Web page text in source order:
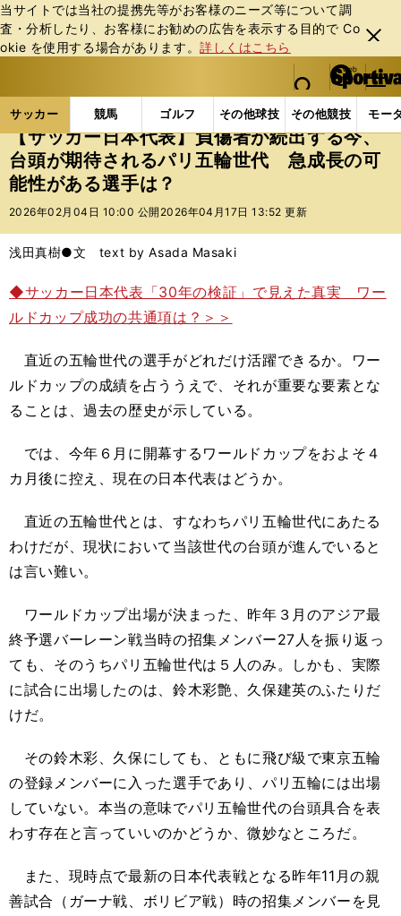
当サイトでは当社の提携先等がお客様のニーズ等について調
査・分析したり、お客様にお勧めの広告を表⽰する⽬的で Co
okie を使⽤する場合があります。詳しくはこちら
閉じ
る
web Sportiva (webスポルティーバ)
検索
マイペ
ー
ジ
メニュ
サッカー 競馬 ゴルフ その他球技 その他競技 モー
ス
ポ
ル
テ
ー
バ
サッカーの記事一覧 サッカー代表 日本代表 【
【サッカー日本代表】負傷者が続出する今、
台頭が期待されるパリ五輪世代 急成長の可
能性がある選手は？
2026年02月04日 10:00 公開 2026年04月17日 13:52 更新
浅田真樹●文 text by Asada Masaki
◆サッカー日本代表「30年の検証」で見えた真実 ワー
ルドカップ成功の共通項は？＞＞
直近の五輪世代の選手がどれだけ活躍できるか。ワー
ルドカップの成績を占ううえで、それが重要な要素とな
ることは、過去の歴史が示している。
では、今年６月に開幕するワールドカップをおよそ４
カ月後に控え、現在の日本代表はどうか。
直近の五輪世代とは、すなわちパリ五輪世代にあたる
わけだが、現状において当該世代の台頭が進んでいると
は言い難い。
ワールドカップ出場が決まった、昨年３月のアジア最
終予選バーレーン戦当時の招集メンバー27人を振り返っ
ても、そのうちパリ五輪世代は５人のみ。しかも、実際
に試合に出場したのは、鈴木彩艶、久保建英のふたりだ
けだ。
その鈴木彩、久保にしても、ともに飛び級で東京五輪
の登録メンバーに入った選手であり、パリ五輪には出場
していない。本当の意味でパリ五輪世代の台頭具合を表
わす存在と言っていいのかどうか、微妙なところだ。
また、現時点で最新の日本代表戦となる昨年11月の親
善試合（ガーナ戦、ボリビア戦）時の招集メンバーを見